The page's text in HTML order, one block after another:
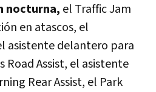
nocturna, el Traffic Jam
en atascos, el
asistente delantero para
Road Assist, el asistente
Rear Assist, el Park